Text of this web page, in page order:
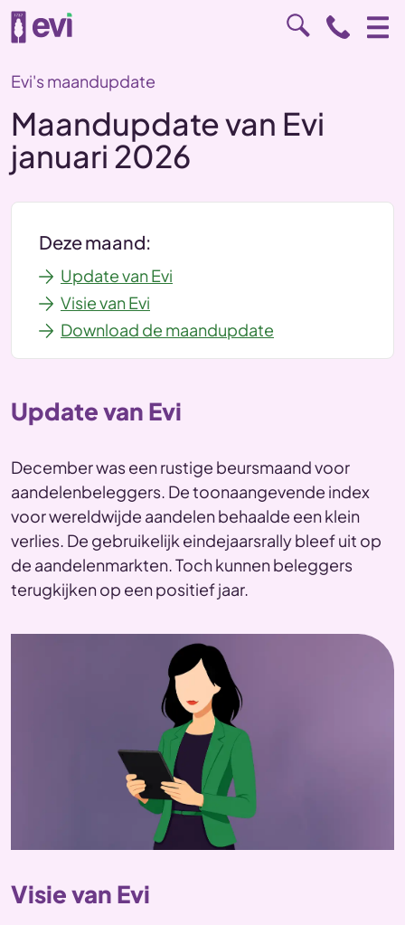
Evi's maandupdate
Maandupdate van Evi
januari 2026
Deze maand:
Update van Evi
Visie van Evi
Download de maandupdate
Update van Evi
December was een rustige beursmaand voor
aandelenbeleggers. De toonaangevende index
voor wereldwijde aandelen behaalde een klein
verlies. De gebruikelijk eindejaarsrally bleef uit op
de aandelenmarkten. Toch kunnen beleggers
terugkijken op een positief jaar.
Visie van Evi